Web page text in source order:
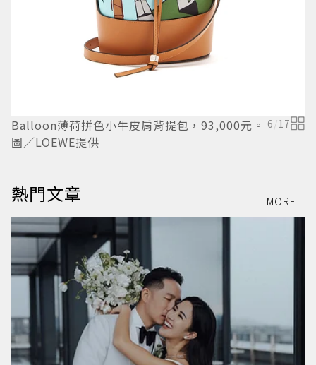
Balloon薄荷拼色小牛皮肩背提包，93,000元。
圖／LOEWE提供
6/17
熱門文章 MORE